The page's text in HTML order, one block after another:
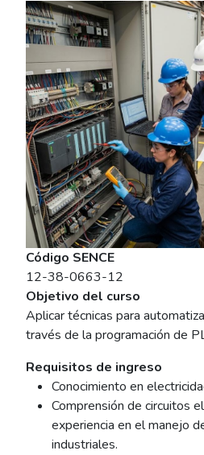
Imagen del curso
Código SENCE
12-38-0663-12
Objetivo del curso
Aplicar técnicas para
través de la programación de
Requisitos de ingreso
Conocimiento en
Comprensión de circuitos
experiencia en el manejo
industriales.